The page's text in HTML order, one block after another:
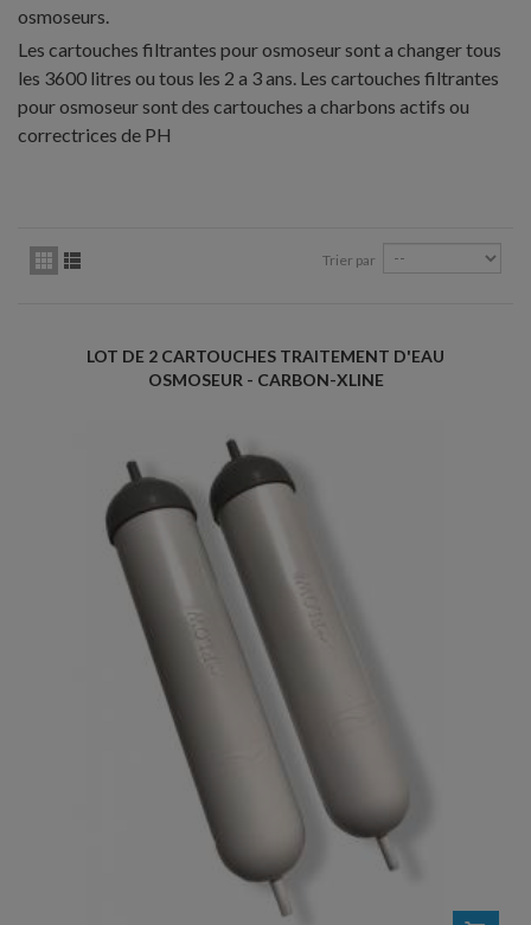
osmoseurs.
Les cartouches filtrantes pour osmoseur sont a changer tous
les 3600 litres ou tous les 2 a 3 ans. Les cartouches filtrantes
pour osmoseur sont des cartouches a charbons actifs ou
correctrices de PH
Trier par
LOT DE 2 CARTOUCHES TRAITEMENT D'EAU
OSMOSEUR - CARBON-XLINE